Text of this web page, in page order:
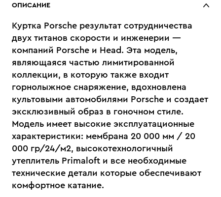
ОПИСАНИЕ
Куртка Porsche результат сотрудничества
двух титанов скорости и инженерии —
компаний Porschе и Head. Эта модель,
являющаяся частью лимитированной
коллекции, в которую также входит
горнолыжное снаряжение, вдохновлена
культовыми автомобилями Porschе и создает
эксклюзивный образ в гоночном стиле.
Модель имеет высокие эксплуатационные
характеристики: мембрана 20 000 мм / 20
000 гр/24/м2, высокотехнологичный
утеплитель Primaloft и все необходимые
технические детали которые обеспечивают
комфортное катание.